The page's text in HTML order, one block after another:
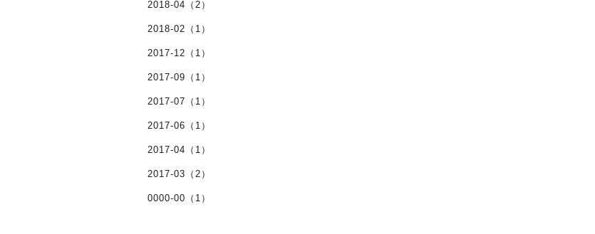
2018-04（2）
2018-02（1）
2017-12（1）
2017-09（1）
2017-07（1）
2017-06（1）
2017-04（1）
2017-03（2）
0000-00（1）